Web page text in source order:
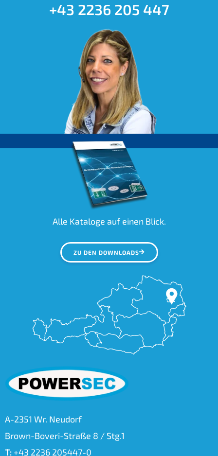
+43 2236 205 447
Alle Kataloge auf einen Blick.
ZU DEN DOWNLOADS
A-2351 Wr. Neudorf
Brown-Boveri-Straße 8 / Stg.1
T: +43 2236 205447-0